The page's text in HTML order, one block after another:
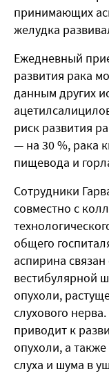
принимающих
желудка
Ежедневный
развития рака
данным других
риск развития
— на 30 %, рака
пищевода и
Сотрудники
совместно с
общего
аспирина
вестибулярной
опухоли,
слухового
приводит к
опухоли, а
слуха и шума в